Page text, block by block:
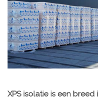
XPS isolatie is een